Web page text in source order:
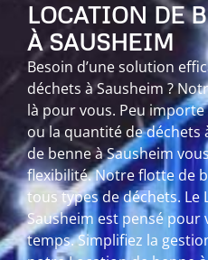
LOCATION DE
À SAUSHEIM
Besoin d’une solution
déchets à Sausheim ?
là pour vous. Peu
ou la quantité de déchets
de benne à Sausheim
flexibilité. Notre flotte de
tous types de déchets. Le
Sausheim est pensé pour
temps. Simplifiez la